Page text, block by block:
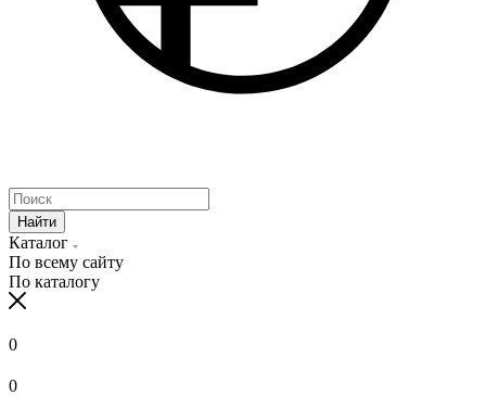
Найти
Каталог
По всему сайту
По каталогу
0
0